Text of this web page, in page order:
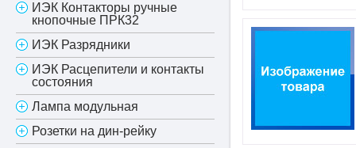
ИЭК Контакторы ручные
кнопочные ПРК32
ИЭК Разрядники
ИЭК Расцепители и контакты
состояния
Лампа модульная
Розетки на дин-рейку